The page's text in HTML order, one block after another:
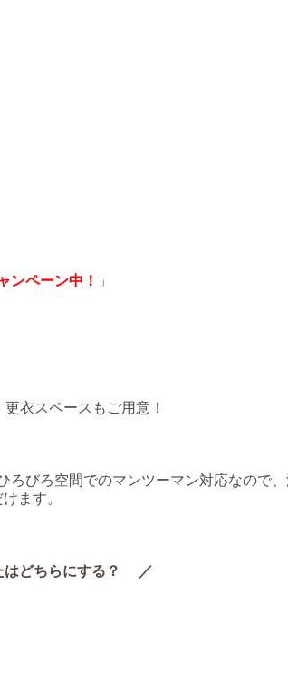
ンペーン中！
」
衣スペースもご用意！
ろびろ空間でのマンツーマン対応なので
ます。
どちらにする？ ／